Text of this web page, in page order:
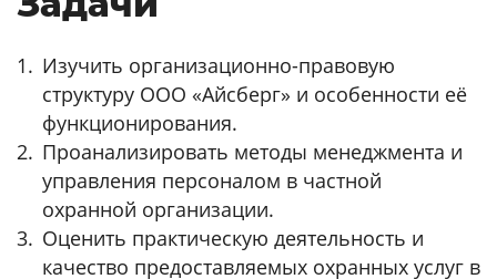
Изучить организационно-правовую
структуру ООО «Айсберг» и особенности её
функционирования.
Проанализировать методы менеджмента и
управления персоналом в частной
охранной организации.
Оценить практическую деятельность и
качество предоставляемых охранных услуг в